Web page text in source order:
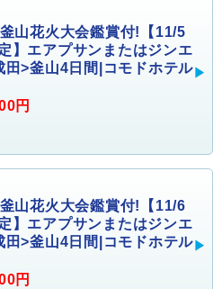
山花火大会鑑賞付!【11/5
】エアプサンまたはジンエ
田>釜山4日間|コモドホテル
円
山花火大会鑑賞付!【11/6
】エアプサンまたはジンエ
田>釜山4日間|コモドホテル
円